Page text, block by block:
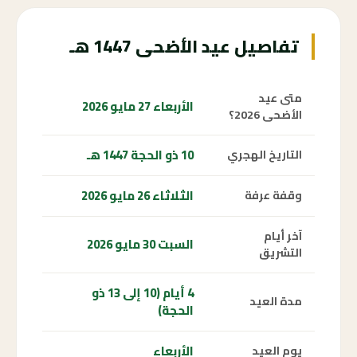
تفاصيل عيد الأضحى 1447 هـ
متى عيد
الأضحى 2026؟
الأربعاء 27 مايو 2026
التاريخ الهجري 10 ذو الحجة 1447 هـ
وقفة عرفة الثلاثاء 26 مايو 2026
آخر أيام
التشريق
السبت 30 مايو 2026
مدة العيد 4 أيام (10 إلى 13 ذو
الحجة)
يوم العيد الأربعاء